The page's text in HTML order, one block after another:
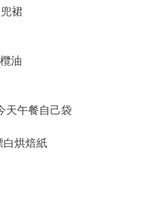
裙
油
天午餐自己袋
烘焙紙